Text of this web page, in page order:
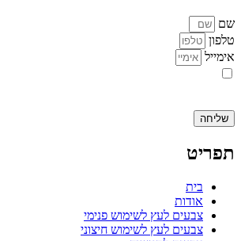
שם
טלפון
אימייל
שליחה
תפריט
בית
אודות
צבעים לעץ לשימוש פנימי
צבעים לעץ לשימוש חיצוני